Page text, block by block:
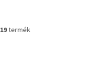
L
19termék